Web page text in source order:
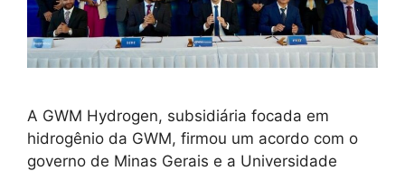
A GWM Hydrogen, subsidiária focada em
hidrogênio da GWM, firmou um acordo com o
governo de Minas Gerais e a Universidade